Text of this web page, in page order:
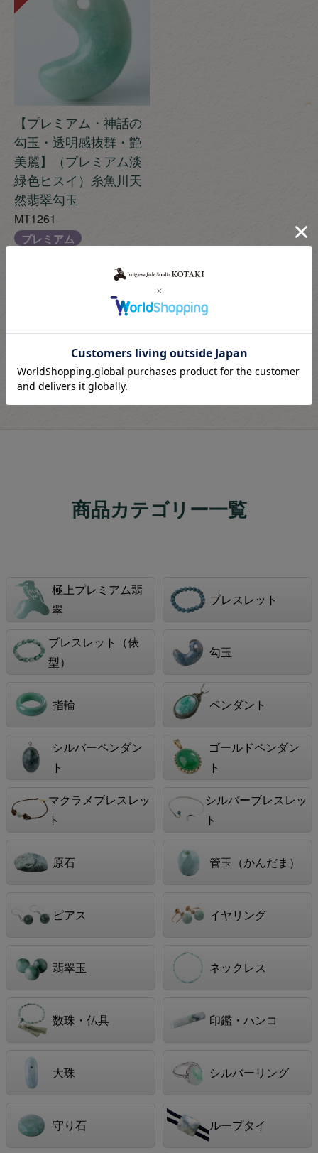
【プレミアム・神話の
勾玉・透明感抜群・艶
美麗】（プレミアム淡
緑色ヒスイ）糸魚川天
然翡翠勾玉
MT1261
プレミアム
-13件表示
商品カテゴリー一覧
極上プレミアム翡
翠
ブレスレット
ブレスレット（俵
型）
勾玉
指輪 ペンダント
シルバーペンダン
ト
ゴールドペンダン
ト
マクラメブレスレッ
ト
シルバーブレスレッ
ト
原石 管玉（かんだま）
ピアス イヤリング
翡翠玉 ネックレス
数珠・仏具 印鑑・ハンコ
大珠 シルバーリング
守り石 ループタイ